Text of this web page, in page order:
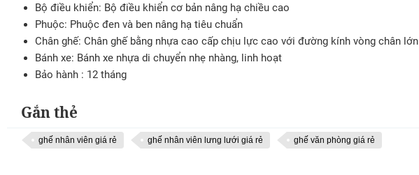
Bộ điều khiển: Bộ điều khiển cơ bản nâng hạ chiều cao
Phuộc: Phuộc đen và ben nâng hạ tiêu chuẩn
Chân ghế: Chân ghế bằng nhựa cao cấp chịu lực cao với đường kính vòng chân lớn
Bánh xe: Bánh xe nhựa di chuyển nhẹ nhàng, linh hoạt
Bảo hành : 12 tháng
Gắn thẻ
ghế nhân viên giá rẻ ghế nhân viên lưng lưới giá rẻ ghế văn phòng giá rẻ